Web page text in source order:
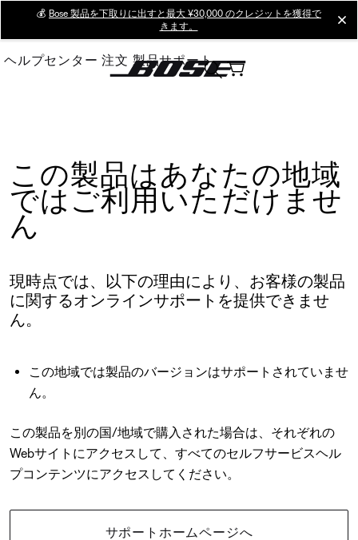
Main
💰 Bose 製品を下取りに出すと最大 ¥30,000 のクレジットを獲得で
きます。
ヘルプセンター 注文 製品サポート
この製品はあなたの地域
ではご利用いただけませ
ん
現時点では、以下の理由により、お客様の製品
に関するオンラインサポートを提供できませ
ん。
この地域では製品のバージョンはサポートされていませ
ん。
この製品を別の国/地域で購入された場合は、それぞれの
Webサイトにアクセスして、すべてのセルフサービスヘル
プコンテンツにアクセスしてください。
サポートホームページへ